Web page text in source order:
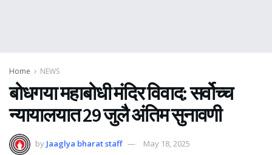
Home NEWS
बोधगया महाबोधी मंदिर विवाद: सर्वोच्च
न्यायालयात 29 जुलै अंतिम सुनावणी
by Jaaglya bharat staff
May 18, 2025